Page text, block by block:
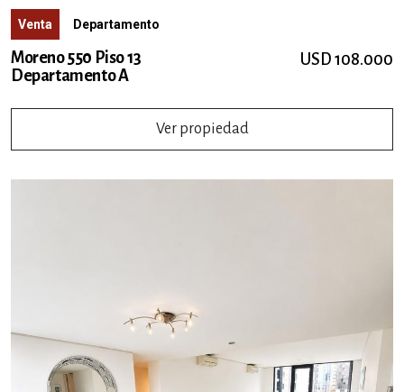
Venta Departamento
Moreno 550 Piso 13
Departamento A
USD 108.000
Ver propiedad